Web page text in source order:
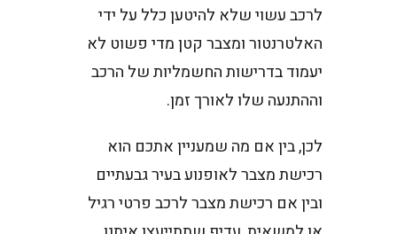
לרכב עשוי שלא להיטען כלל על ידי
האלטרנטור ומצבר קטן מדי פשוט לא
יעמוד בדרישות החשמליות של הרכב
וההתנעה שלו לאורך זמן.
לכן, בין אם מה שמעניין אתכם הוא
רכישת מצבר לאופנוע בעיר גבעתיים
ובין אם רכישת מצבר לרכב פרטי רגיל